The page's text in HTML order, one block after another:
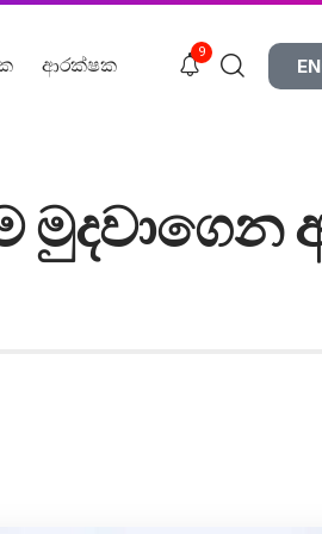
ආරක්ෂක
9
මුදවාගෙන